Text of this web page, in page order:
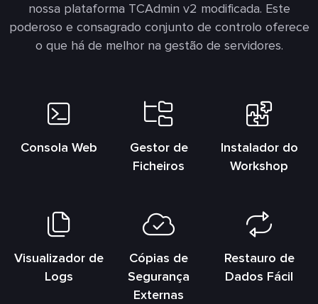
nossa plataforma TCAdmin v2 modificada. Este
poderoso e consagrado conjunto de controlo oferece
o que há de melhor na gestão de servidores.
Consola Web
Gestor de
Ficheiros
Instalador do
Workshop
Visualizador de
Logs
Cópias de
Segurança
Externas
Restauro de
Dados Fácil